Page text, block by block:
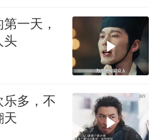
一天，
头
乐多，不
天